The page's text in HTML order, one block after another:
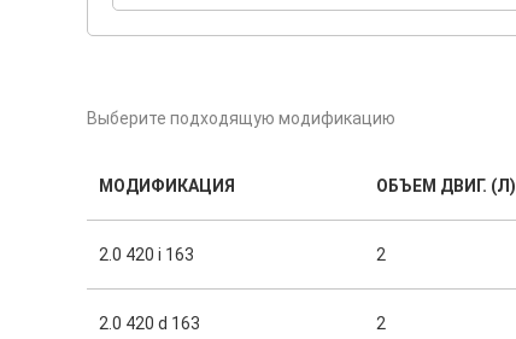
Выберите подходящую модификацию
МОДИФИКАЦИЯ ОБЪЕМ ДВИГ. (Л)
2.0 420 i 163 2
2.0 420 d 163 2